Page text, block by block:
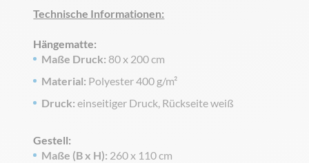
Technische Informationen:
Hängematte:
Maße Druck: 80 x 200 cm
Material: Polyester 400 g/m²
Druck: einseitiger Druck, Rückseite weiß
Gestell:
Maße (B x H): 260 x 110 cm